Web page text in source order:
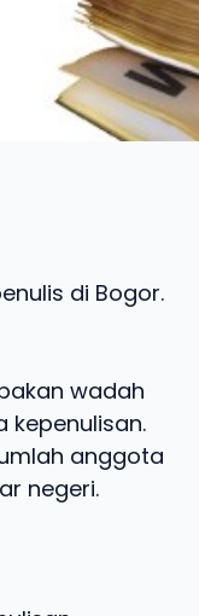
di Bogor.
wadah
anggota
negeri.